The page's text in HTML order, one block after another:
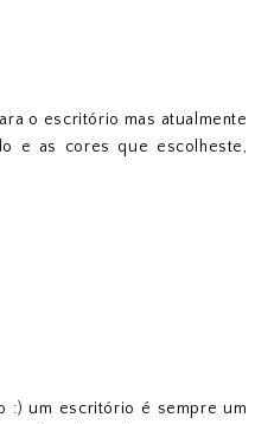
o escritório mas atualmente
e as cores que escolheste,
:) um escritório é sempre um